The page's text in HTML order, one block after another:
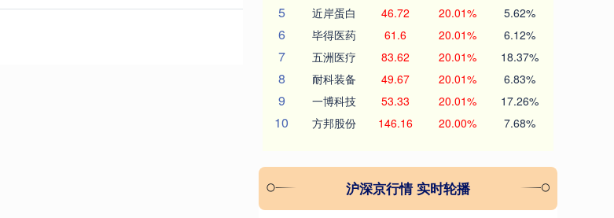
5 近岸蛋白 46.72 20.01% 5.62%
6 毕得医药 61.6 20.01% 6.12%
7 五洲医疗 83.62 20.01% 18.37%
8 耐科装备 49.67 20.01% 6.83%
9 一博科技 53.33 20.01% 17.26%
10 方邦股份 146.16 20.00% 7.68%
沪深京行情 实时轮播